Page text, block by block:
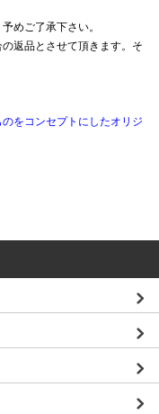
めご了承下さい。
返品とさせて頂きます。そ
をコンセプトにしたオリジ